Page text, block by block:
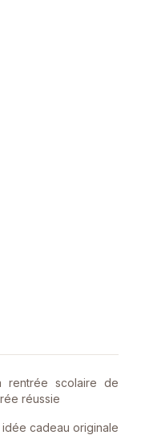
rentrée scolaire de
réussie
cadeau originale